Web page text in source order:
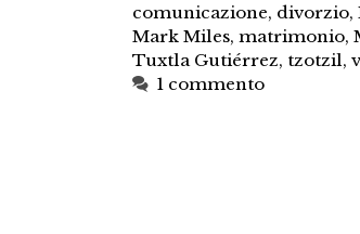
comunicazione, divorzio,
Mark Miles, matrimonio,
Tuxtla Gutiérrez, tzotzil,
1 commento